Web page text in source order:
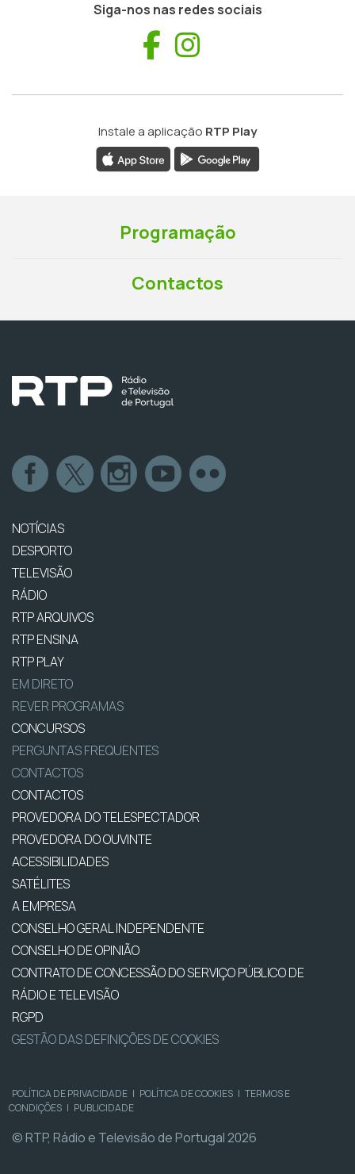
Siga-nos nas redes sociais
Facebook
Instale a aplicação RTP Play
Programação
Contactos
NOTÍCIAS
DESPORTO
TELEVISÃO
RÁDIO
RTP ARQUIVOS
RTP ENSINA
RTP PLAY
EM DIRETO
REVER PROGRAMAS
CONCURSOS
PERGUNTAS FREQUENTES
CONTACTOS
CONTACTOS
PROVEDORA DO TELESPECTADOR
PROVEDORA DO OUVINTE
ACESSIBILIDADES
SATÉLITES
A EMPRESA
CONSELHO GERAL INDEPENDENTE
CONSELHO DE OPINIÃO
CONTRATO DE CONCESSÃO DO SERVIÇO PÚBLICO DE
RÁDIO E TELEVISÃO
RGPD
GESTÃO DAS DEFINIÇÕES DE COOKIES
POLÍTICA DE PRIVACIDADE | POLÍTICA DE COOKIES | TERMOS E
CONDIÇÕES | PUBLICIDADE
© RTP, Rádio e Televisão de Portugal 2026